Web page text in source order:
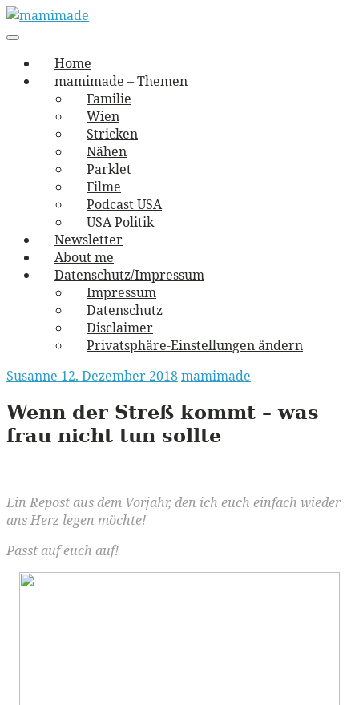
Skip
to
mamimade
vernäht und zugetextet
navigation
Menu
Home
mamimade – Themen
Familie
Wien
Stricken
Nähen
Parklet
Filme
Podcast USA
USA Politik
Newsletter
About me
Datenschutz/Impressum
Impressum
Datenschutz
Disclaimer
Privatsphäre-Einstellungen ändern
Susanne 12. Dezember 2018mamimade
Wenn der Streß kommt – was
frau nicht tun sollte
Ein Repost aus dem Vorjahr, den ich euch einfach wieder
ans Herz legen möchte!
Passt auf euch auf!